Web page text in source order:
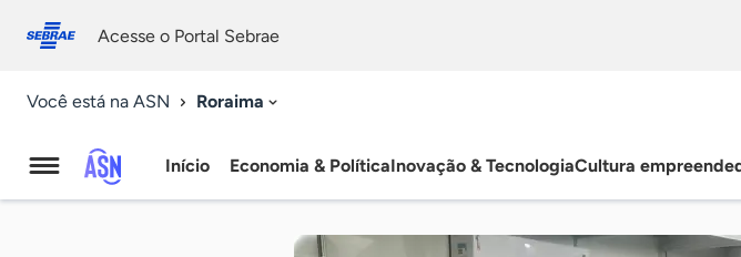
conosco
Acesse o Portal Sebrae
Você está na ASN Roraima
Agência
Início Economia & PolíticaInovação & TecnologiaCultura